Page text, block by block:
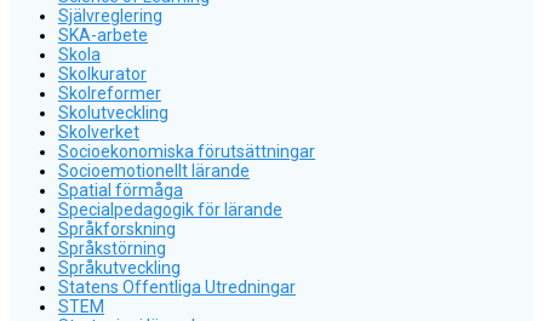
Självreglering
SKA-arbete
Skola
Skolkurator
Skolreformer
Skolutveckling
Skolverket
Socioekonomiska förutsättningar
Socioemotionellt lärande
Spatial förmåga
Specialpedagogik för lärande
Språkforskning
Språkstörning
Språkutveckling
Statens Offentliga Utredningar
STEM